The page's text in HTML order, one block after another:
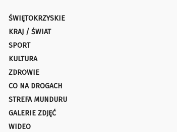
ŚWIĘTOKRZYSKIE
KRAJ / ŚWIAT
SPORT
KULTURA
ZDROWIE
CO NA DROGACH
STREFA MUNDURU
GALERIE ZDJĘĆ
WIDEO